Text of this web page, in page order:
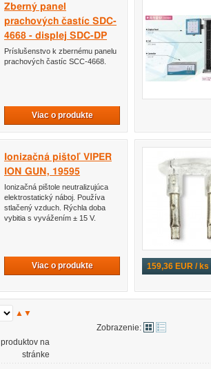
Zberný panel
prachových častíc SDC-
4668 - displej SDC-DP
Príslušenstvo k zbernému panelu
prachových častíc SCC-4668.
Viac o produkte
Ionizačná pištoľ VIPER
ION GUN, 19595
Ionizačná pištole neutralizujúca
elektrostatický náboj. Používa
stlačený vzduch. Rýchla doba
vybitia s vyvážením ± 15 V.
Viac o produkte 159,36 EUR / ks
▲ ▼
Zobrazenie:
produktov na
stránke